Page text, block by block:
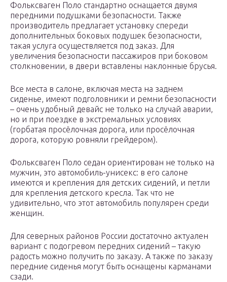
Фольксваген Поло стандартно оснащается двумя
передними подушками безопасности. Также
производитель предлагает установку спереди
дополнительных боковых подушек безопасности,
такая услуга осуществляется под заказ. Для
увеличения безопасности пассажиров при боковом
столкновении, в двери вставлены наклонные брусья.
Все места в салоне, включая места на заднем
сиденье, имеют подголовники и ремни безопасности
– очень удобный девайс не только на случай аварии,
но и при поездке в экстремальных условиях
(горбатая просёлочная дорога, или просёлочная
дорога, которую ровняли грейдером).
Фольксваген Поло седан ориентирован не только на
мужчин, это автомобиль-унисекс: в его салоне
имеются и крепления для детских сидений, и петли
для крепления детского кресла. Так что не
удивительно, что этот автомобиль популярен среди
женщин.
Для северных районов России достаточно актуален
вариант с подогревом передних сидений – такую
радость можно получить по заказу. А также по заказу
передние сиденья могут быть оснащены карманами
сзади.